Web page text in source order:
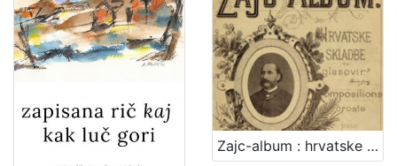
Zajc-album : hrvatske skladbe za glasovir